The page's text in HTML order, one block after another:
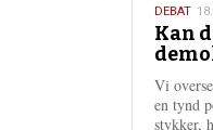
18.
maj
2026
DEBAT
Kan
Vi
en tynd
stykker,